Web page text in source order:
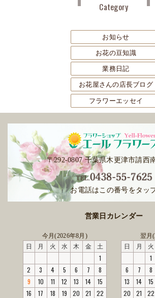
Category
お知らせ
お花の豆知識
業務日記
お花屋さんの店長ブログ
フラワーエッセイ
〒292-0807 千葉県木更津市請西
お電話はこの番号をタッ
営業日カレンダー
今月(2026年8月)
日
月 火 水 木 金 土
1
2
3 4 5 6 7
8
9
10 11 12 13 14
15
16
17 18 19 20 21 22
翌月
日
月 火
1
6
7 8
13
14 15
20
21 22